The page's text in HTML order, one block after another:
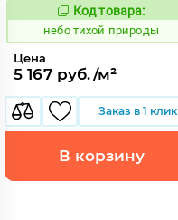
1122100
Код товара:
небо тихой природы
Цена
5 167 руб./м²
Заказ в 1 клик
В корзину